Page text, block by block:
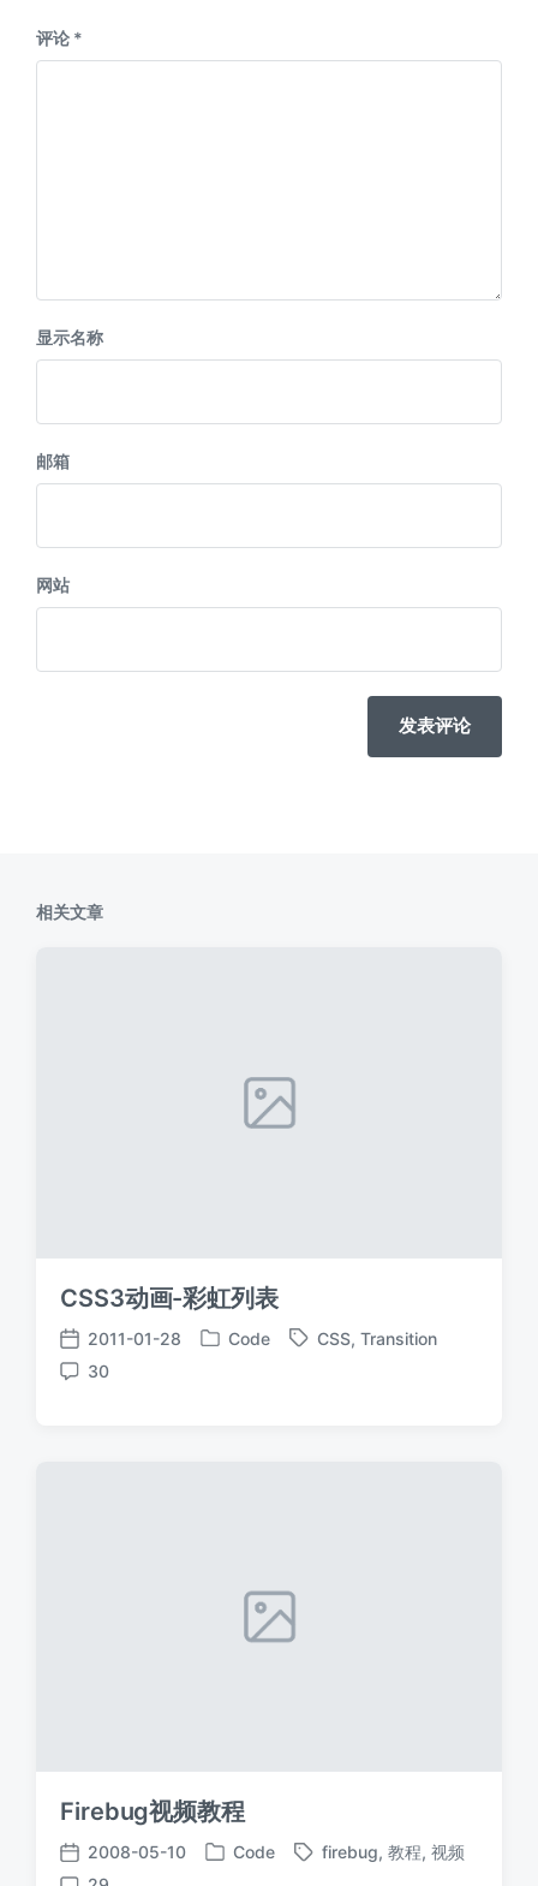
评论 *
显示名称
邮箱
网站
相关文章
CSS3动画-彩虹列表
发
布
2011-01-28
发
Code
标
CSS, Transition
评
30
Firebug视频教程
发
2008-05-10
发
Code
标
firebug, 教程, 视频